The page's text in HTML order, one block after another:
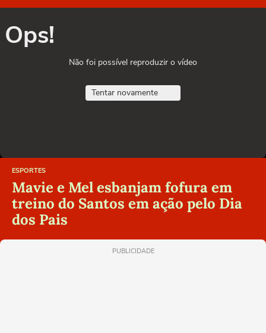
Ops!
Não foi possível reproduzir o vídeo
Tentar novamente
ESPORTES
Mavie e Mel esbanjam fofura em
treino do Santos em ação pelo Dia
dos Pais
PUBLICIDADE